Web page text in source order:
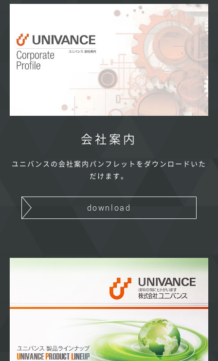
会社案内
ユニバンスの会社案内パンフレットをダウンロードいた
だけます。
download